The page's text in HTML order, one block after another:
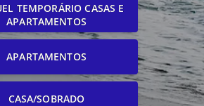
TEMPORÁRIO CASAS E
APARTAMENTOS
APARTAMENTOS
CASA/SOBRADO